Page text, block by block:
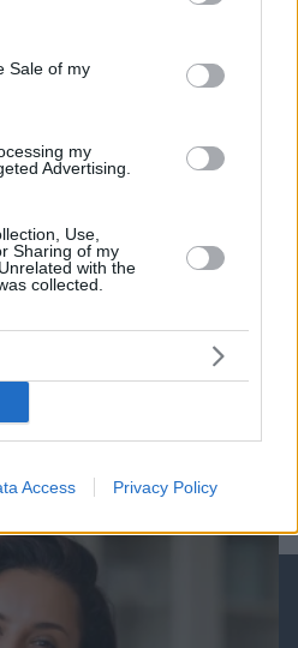
and its third-party tags to
purposes in below Google
Sale of my
my
Advertising.
Use,
Sharing of my
with the
collected.
Access Privacy Policy